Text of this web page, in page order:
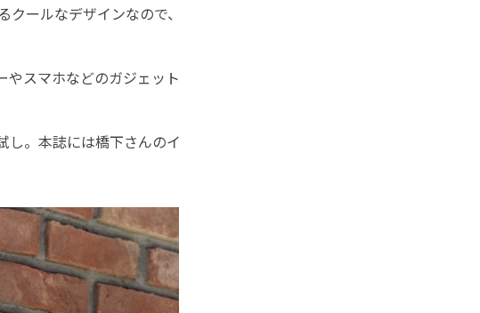
ールなデザインなので、
やスマホなどのガジェット
し。本誌には橋下さんのイ